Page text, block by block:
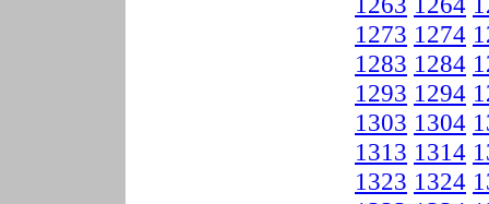
1273 1274
1283 1284
1293 1294
1303 1304
1313 1314
1323 1324